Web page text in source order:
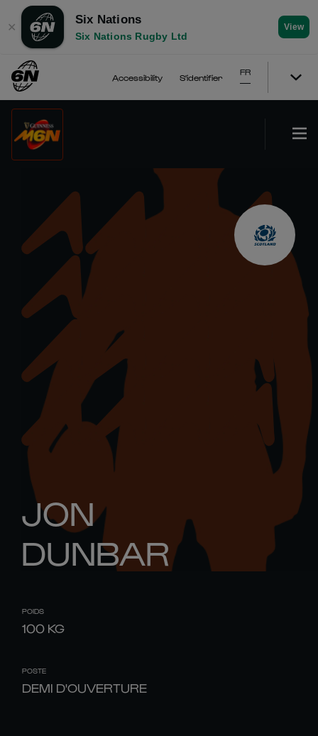
✕
Six Nations
Six Nations Rugby Ltd
View
Accessibility S'identifier
FR
JON
DUNBAR
POIDS
100 KG
POSTE
DEMI D'OUVERTURE